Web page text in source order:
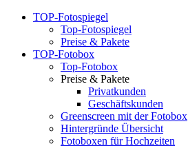
TOP-Fotospiegel
Top-Fotospiegel
Preise & Pakete
TOP-Fotobox
Top-Fotobox
Preise & Pakete
Privatkunden
Geschäftskunden
Greenscreen mit der Fotobox
Hintergründe Übersicht
Fotoboxen für Hochzeiten